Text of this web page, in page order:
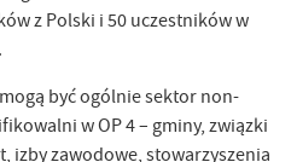
z Polski i 50 uczestników w
być ogólnie sektor non-
w OP 4 – gminy, związki